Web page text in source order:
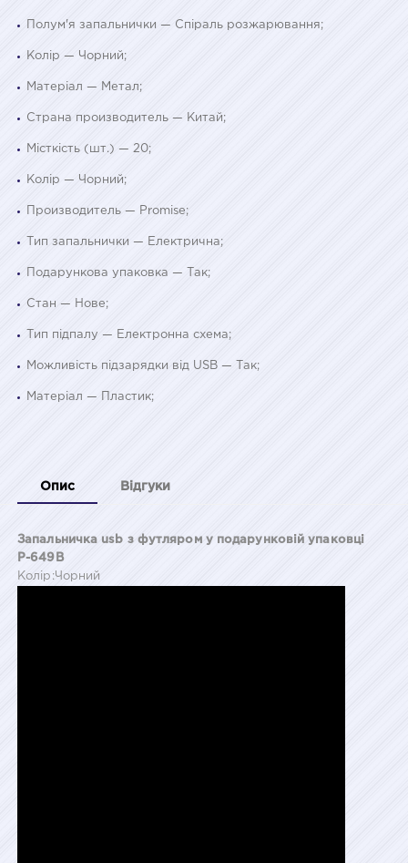
Полум'я запальнички — Спіраль розжарювання;
Колір — Чорний;
Матеріал — Метал;
Страна производитель — Китай;
Місткість (шт.) — 20;
Колір — Чорний;
Производитель — Promise;
Тип запальнички — Електрична;
Подарункова упаковка — Так;
Стан — Нове;
Тип підпалу — Електронна схема;
Можливість підзарядки від USB — Так;
Матеріал — Пластик;
Опис Відгуки
Запальничка usb з футляром у подарунковій упаковці
Р-649B
Колір:Чорний